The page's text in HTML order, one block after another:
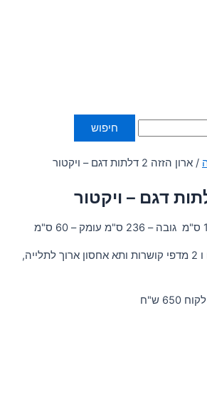
חיפוש
/ ארון הזזה 2 דלתות דגם – ויקטור
חלוקה פנימית: 5 מדפים ו 2 מדפי קושרות ותא אחסון ארוך לתלייה,
ש"ח